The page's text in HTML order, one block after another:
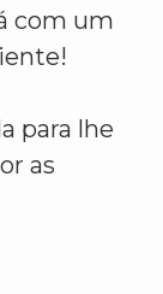
com um
para lhe
as